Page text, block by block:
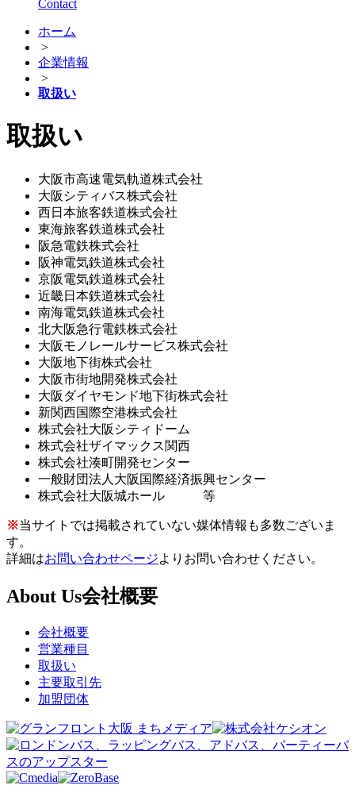
Contact
ホーム
>
企業情報
>
取扱い
取扱い
大阪市高速電気軌道株式会社
大阪シティバス株式会社
西日本旅客鉄道株式会社
東海旅客鉄道株式会社
阪急電鉄株式会社
阪神電気鉄道株式会社
京阪電気鉄道株式会社
近畿日本鉄道株式会社
南海電気鉄道株式会社
北大阪急行電鉄株式会社
大阪モノレールサービス株式会社
大阪地下街株式会社
大阪市街地開発株式会社
大阪ダイヤモンド地下街株式会社
新関西国際空港株式会社
株式会社大阪シティドーム
株式会社ザイマックス関西
株式会社湊町開発センター
一般財団法人大阪国際経済振興センター
株式会社大阪城ホール 等
※当サイトでは掲載されていない媒体情報も多数ございま
す。
詳細はお問い合わせページよりお問い合わせください。
About Us会社概要
会社概要
営業種目
取扱い
主要取引先
加盟団体